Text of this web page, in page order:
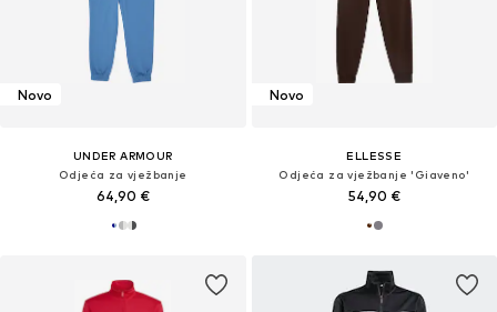
Novo
UNDER ARMOUR
Odjeća za vježbanje
64,90 €
Novo
ELLESSE
Odjeća za vježbanje 'Giaveno'
54,90 €